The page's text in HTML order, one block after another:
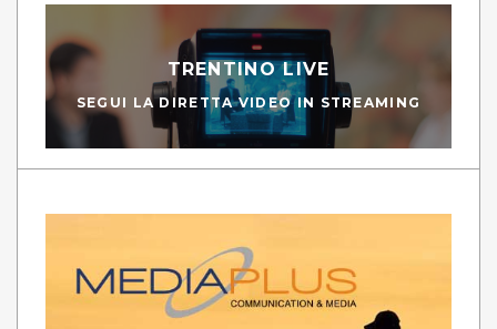
TRENTINO LIVE
SEGUI LA DIRETTA VIDEO IN STREAMING